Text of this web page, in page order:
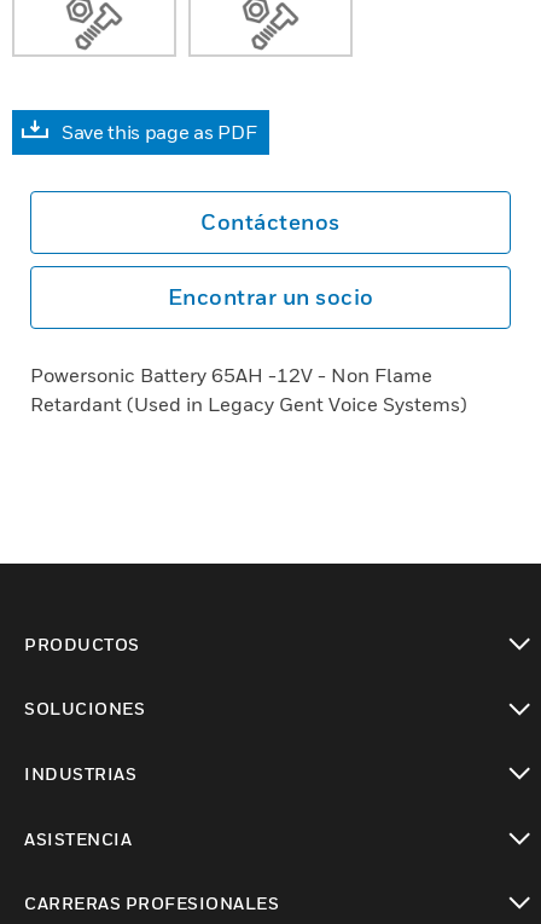
Save this page as PDF
Contáctenos
Encontrar un socio
Powersonic Battery 65AH -12V - Non Flame
Retardant (Used in Legacy Gent Voice Systems)
PRODUCTOS
SOLUCIONES
INDUSTRIAS
ASISTENCIA
CARRERAS PROFESIONALES